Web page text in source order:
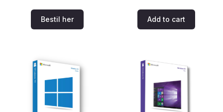
price
was:
Bestil her
price
was:
price
Add to cart